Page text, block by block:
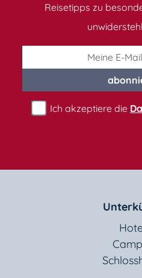
Reisetipps zu
Ich akzeptiere die